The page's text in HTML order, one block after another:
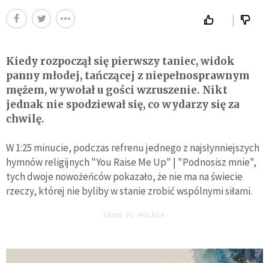
Kiedy rozpoczął się pierwszy taniec, widok
panny młodej, tańczącej z niepełnosprawnym
mężem, wywołał u gości wzruszenie. Nikt
jednak nie spodziewał się, co wydarzy się za
chwilę.
W 1:25 minucie, podczas refrenu jednego z najsłynniejszych
hymnów religijnych "You Raise Me Up" | "Podnosisz mnie",
tych dwoje nowożeńców pokazało, że nie ma na świecie
rzeczy, której nie byliby w stanie zrobić wspólnymi siłami.
DEON.PL POLECA